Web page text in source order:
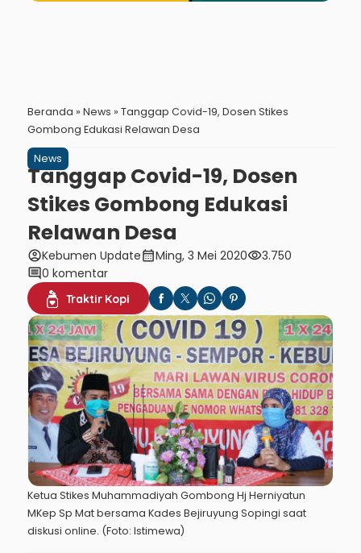
Beranda » News » Tanggap Covid-19, Dosen Stikes
Gombong Edukasi Relawan Desa
News
Tanggap Covid-19, Dosen
Stikes Gombong Edukasi
Relawan Desa
account_circleKebumen Updatecalendar_monthMing, 3 Mei 2020visibility3.750
comment0 komentar
Traktir Kopi
Ketua Stikes Muhammadiyah Gombong Hj Herniyatun
MKep Sp Mat bersama Kades Bejiruyung Sopingi saat
diskusi online. (Foto: Istimewa)